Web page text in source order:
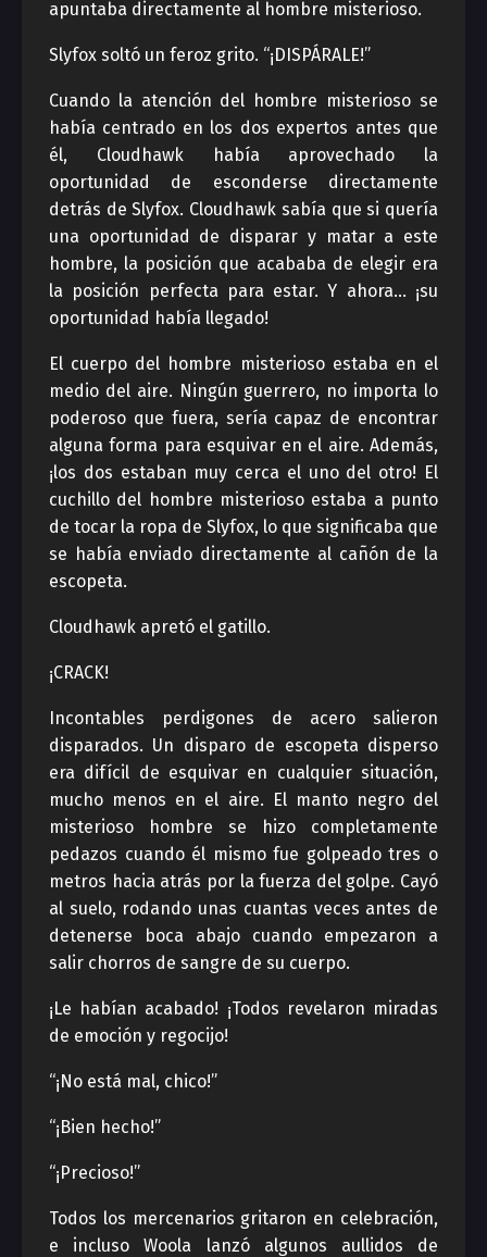
apuntaba directamente al hombre misterioso.
Slyfox soltó un feroz grito. “¡DISPÁRALE!”
Cuando la atención del hombre misterioso se
había centrado en los dos expertos antes que
él, Cloudhawk había aprovechado la
oportunidad de esconderse directamente
detrás de Slyfox. Cloudhawk sabía que si quería
una oportunidad de disparar y matar a este
hombre, la posición que acababa de elegir era
la posición perfecta para estar. Y ahora… ¡su
oportunidad había llegado!
El cuerpo del hombre misterioso estaba en el
medio del aire. Ningún guerrero, no importa lo
poderoso que fuera, sería capaz de encontrar
alguna forma para esquivar en el aire. Además,
¡los dos estaban muy cerca el uno del otro! El
cuchillo del hombre misterioso estaba a punto
de tocar la ropa de Slyfox, lo que significaba que
se había enviado directamente al cañón de la
escopeta.
Cloudhawk apretó el gatillo.
¡CRACK!
Incontables perdigones de acero salieron
disparados. Un disparo de escopeta disperso
era difícil de esquivar en cualquier situación,
mucho menos en el aire. El manto negro del
misterioso hombre se hizo completamente
pedazos cuando él mismo fue golpeado tres o
metros hacia atrás por la fuerza del golpe. Cayó
al suelo, rodando unas cuantas veces antes de
detenerse boca abajo cuando empezaron a
salir chorros de sangre de su cuerpo.
¡Le habían acabado! ¡Todos revelaron miradas
de emoción y regocijo!
“¡No está mal, chico!”
“¡Bien hecho!”
“¡Precioso!”
Todos los mercenarios gritaron en celebración,
e incluso Woola lanzó algunos aullidos de